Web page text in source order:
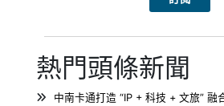
熱門頭條新聞
中南卡通打造 “IP + 科技 + 文旅” 融